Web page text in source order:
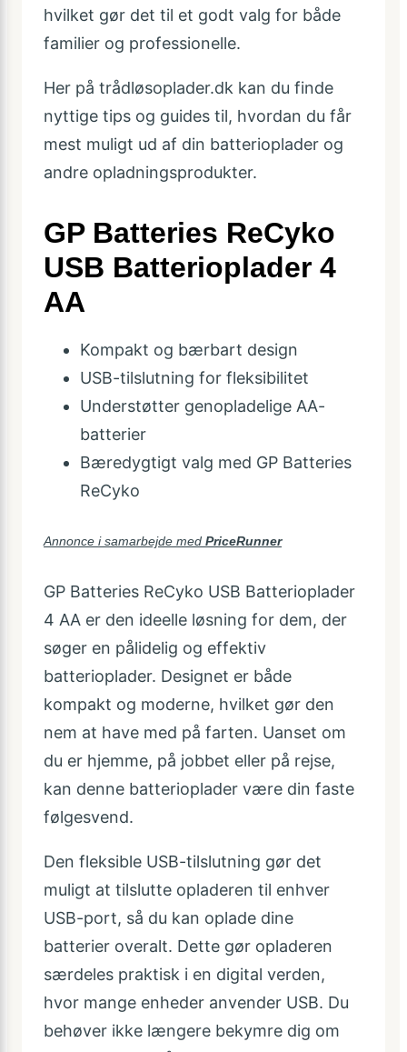
hvilket gør det til et godt valg for både
familier og professionelle.
Her på trådløsoplader.dk kan du finde
nyttige tips og guides til, hvordan du får
mest muligt ud af din batterioplader og
andre opladningsprodukter.
GP Batteries ReCyko
USB Batterioplader 4
AA
Kompakt og bærbart design
USB-tilslutning for fleksibilitet
Understøtter genopladelige AA-
batterier
Bæredygtigt valg med GP Batteries
ReCyko
Annonce i samarbejde med PriceRunner
GP Batteries ReCyko USB Batterioplader
4 AA er den ideelle løsning for dem, der
søger en pålidelig og effektiv
batterioplader. Designet er både
kompakt og moderne, hvilket gør den
nem at have med på farten. Uanset om
du er hjemme, på jobbet eller på rejse,
kan denne batterioplader være din faste
følgesvend.
Den fleksible USB-tilslutning gør det
muligt at tilslutte opladeren til enhver
USB-port, så du kan oplade dine
batterier overalt. Dette gør opladeren
særdeles praktisk i en digital verden,
hvor mange enheder anvender USB. Du
behøver ikke længere bekymre dig om